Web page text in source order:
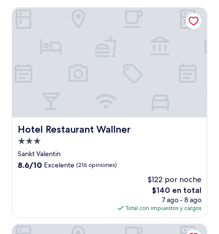
Hotel Restaurant Wallner
Hotel Restaurant Wallner
Propiedad
de
3.0
Sankt Valentin
8.6
8.6/10 Excelente (216 opiniones)
$122 por noche
El
precio
actual
es
de
$140 en total
7 ago - 8 ago
Total con impuestos y cargos
Hotel Restaurant Wallner
Hotel zur Post